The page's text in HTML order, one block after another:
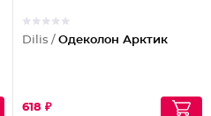
Dilis / Одеколон Арктик
618 ₽